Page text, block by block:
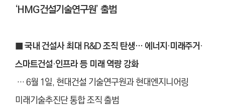
‘HMG건설기술연구원’ 출범
■ 국내 건설사 최대 R&D 조직 탄생… 에너지·미래주거·
스마트건설·인프라 등 미래 역량 강화
… 6월 1일, 현대건설 기술연구원과 현대엔지니어링
미래기술추진단 통합 조직 출범